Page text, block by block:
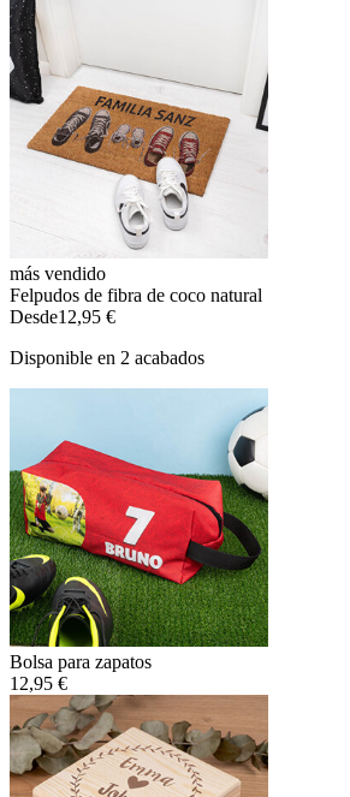
más vendido
Felpudos de fibra de coco natural
Desde12,95 €
Disponible en 2 acabados
Bolsa para zapatos
12,95 €